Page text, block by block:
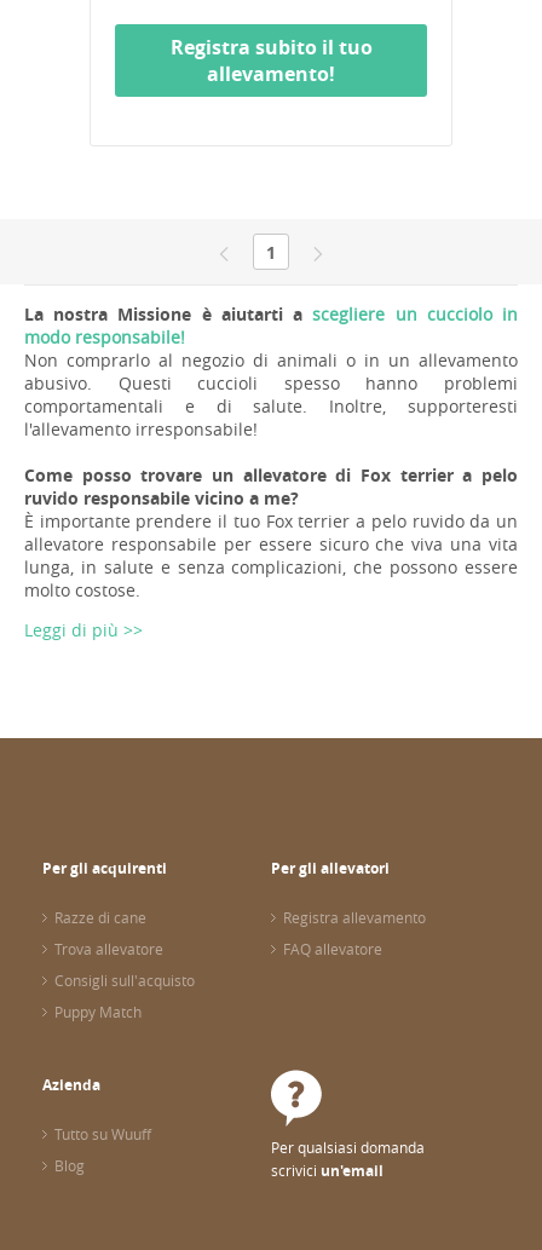
Registra subito il tuo
allevamento!
1
La nostra Missione è aiutarti ascegliere un cucciolo in
modo responsabile!
Non comprarlo al negozio di animali o in un allevamento
abusivo. Questi cuccioli spesso hanno problemi
comportamentali e di salute. Inoltre, supporteresti
l'allevamento irresponsabile!
Come posso trovare un allevatore di Fox terrier a pelo
ruvido responsabile vicino a me?
È importante prendere il tuo Fox terrier a pelo ruvido da un
allevatore responsabile per essere sicuro che viva una vita
lunga, in salute e senza complicazioni, che possono essere
molto costose.
Leggi di più >>
Per gli acquirenti
Razze di cane
Trova allevatore
Consigli sull'acquisto
Puppy Match
Per gli allevatori
Registra allevamento
FAQ allevatore
Azienda
Tutto su Wuuff
Blog
Per qualsiasi domanda
scrivici un'email